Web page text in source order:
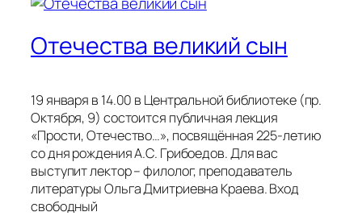
Отечества великий сын
19 января в 14.00 в Центральной библиотеке (пр.
Октября, 9) состоится публичная лекция
«Прости, Отечество…», посвящённая 225-летию
со дня рождения А.С. Грибоедов. Для вас
выступит лектор – филолог, преподаватель
литературы Ольга Дмитриевна Краева. Вход
свободный